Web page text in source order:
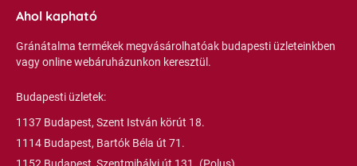
Ahol kapható
Gránátalma termékek megvásárolhatóak budapesti üzleteinkben
vagy online webáruházunkon keresztül.
Budapesti üzletek:
1137 Budapest, Szent István körút 18.
1114 Budapest, Bartók Béla út 71.